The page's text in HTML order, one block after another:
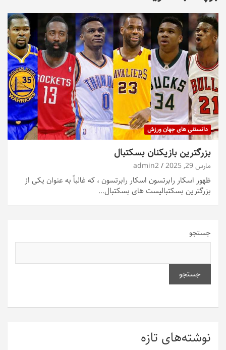
دانستنی های جهان ورزش
بزرگترین بازیکنان بسکتبال
مارس 29, 2025 admin2
ظهور اسکار رابرتسون اسکار رابرتسون ، که غالباً به عنوان یکی از
بزرگترین بسکتبالیست های بسکتبال…
جستجو
جستجو
نوشته‌های تازه